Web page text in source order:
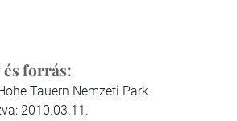
és forrás:
Tauern Nemzeti Park
2010.03.11.